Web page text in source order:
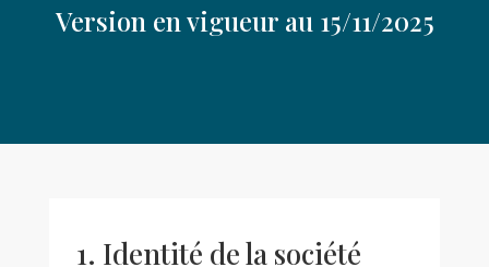
Version en vigueur au 15/11/2025
1. Identité de la société